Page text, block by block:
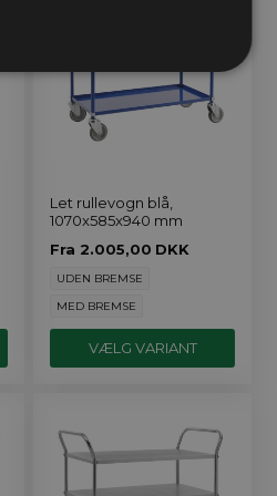
Let rullevogn blå,
1070x585x940 mm
Fra 2.005,00 DKK
UDEN BREMSE
MED BREMSE
VÆLG VARIANT